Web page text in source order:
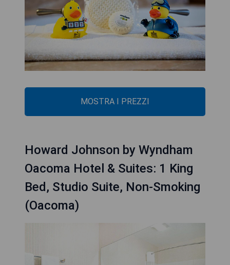
MOSTRA I PREZZI
Howard Johnson by Wyndham
Oacoma Hotel & Suites: 1 King
Bed, Studio Suite, Non-Smoking
(Oacoma)